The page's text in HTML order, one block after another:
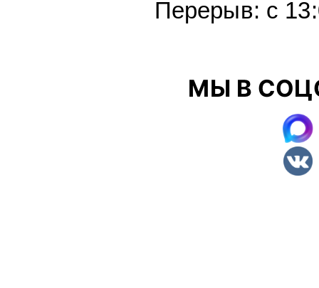
Перерыв: с
МЫ В